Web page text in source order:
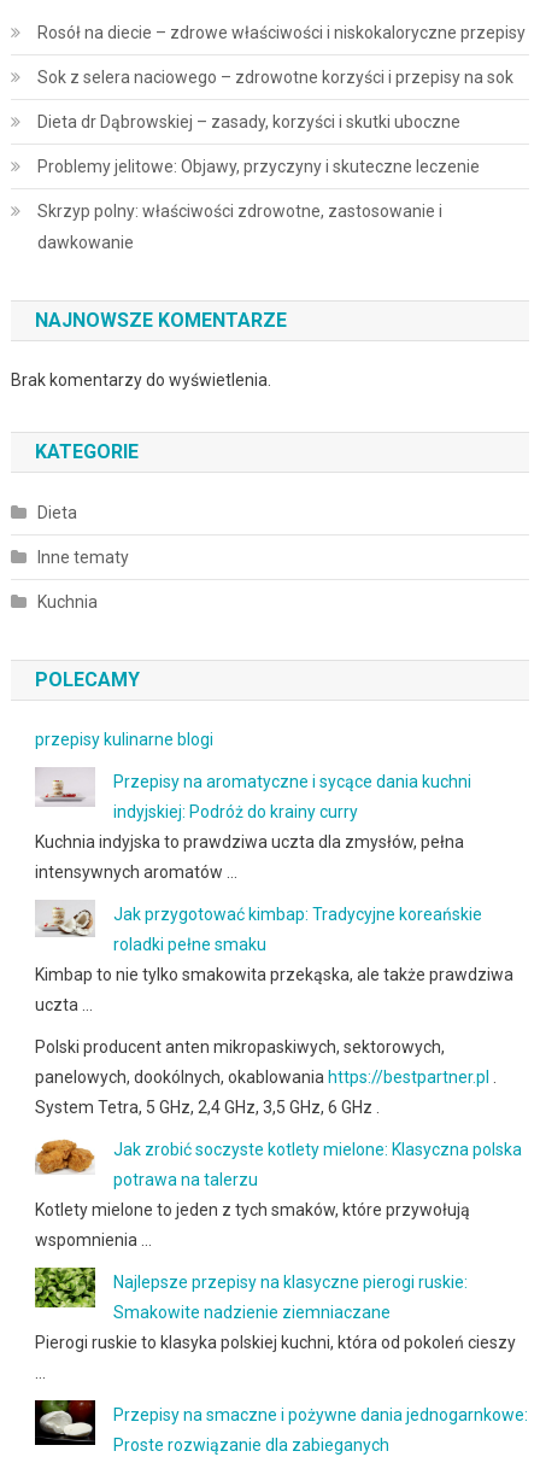
Rosół na diecie – zdrowe właściwości i niskokaloryczne przepisy
Sok z selera naciowego – zdrowotne korzyści i przepisy na sok
Dieta dr Dąbrowskiej – zasady, korzyści i skutki uboczne
Problemy jelitowe: Objawy, przyczyny i skuteczne leczenie
Skrzyp polny: właściwości zdrowotne, zastosowanie i
dawkowanie
NAJNOWSZE KOMENTARZE
Brak komentarzy do wyświetlenia.
KATEGORIE
Dieta
Inne tematy
Kuchnia
POLECAMY
przepisy kulinarne blogi
Przepisy na aromatyczne i sycące dania kuchni
indyjskiej: Podróż do krainy curry
Kuchnia indyjska to prawdziwa uczta dla zmysłów, pełna
intensywnych aromatów …
Jak przygotować kimbap: Tradycyjne koreańskie
roladki pełne smaku
Kimbap to nie tylko smakowita przekąska, ale także prawdziwa
uczta …
Polski producent anten mikropaskiwych, sektorowych,
panelowych, dookólnych, okablowania https://bestpartner.pl
System Tetra, 5 GHz, 2,4 GHz, 3,5 GHz, 6 GHz .
Jak zrobić soczyste kotlety mielone: Klasyczna polska
potrawa na talerzu
Kotlety mielone to jeden z tych smaków, które przywołują
wspomnienia …
Najlepsze przepisy na klasyczne pierogi ruskie:
Smakowite nadzienie ziemniaczane
Pierogi ruskie to klasyka polskiej kuchni, która od pokoleń cieszy
Przepisy na smaczne i pożywne dania jednogarnkowe:
Proste rozwiązanie dla zabieganych